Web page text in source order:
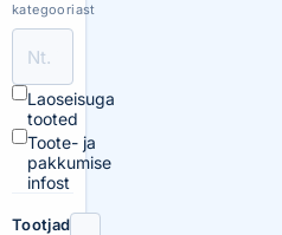
kategooriast
Laoseisuga
tooted
Toote- ja
pakkumise
infost
Tootjad